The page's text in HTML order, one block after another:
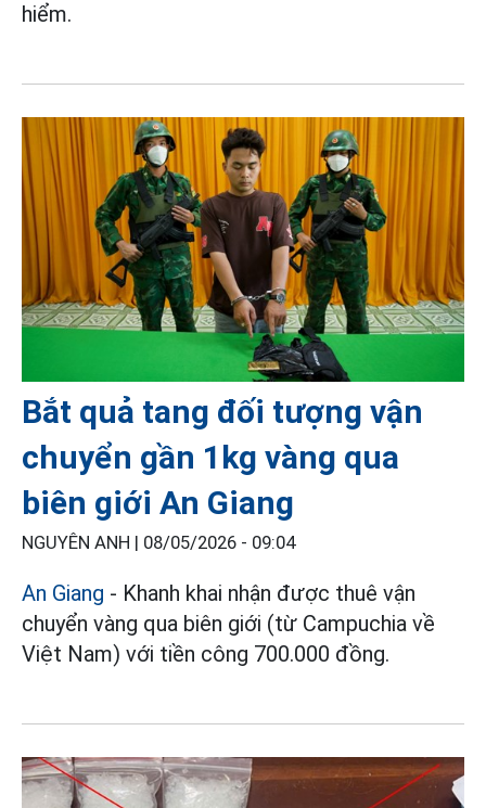
hiểm.
Bắt quả tang đối tượng vận
chuyển gần 1kg vàng qua
biên giới An Giang
NGUYÊN ANH | 08/05/2026 - 09:04
An Giang - Khanh khai nhận được thuê vận
chuyển vàng qua biên giới (từ Campuchia về
Việt Nam) với tiền công 700.000 đồng.